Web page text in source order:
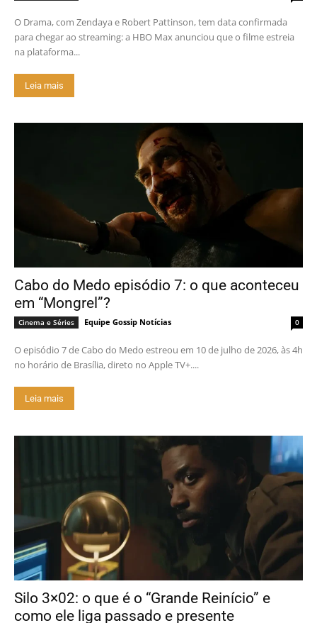
O Drama, com Zendaya e Robert Pattinson, tem data confirmada
para chegar ao streaming: a HBO Max anunciou que o filme estreia
na plataforma...
Leia mais
Cabo do Medo episódio 7: o que aconteceu
em “Mongrel”?
Cinema e Séries Equipe Gossip Notícias 0
O episódio 7 de Cabo do Medo estreou em 10 de julho de 2026, às 4h
no horário de Brasília, direto no Apple TV+....
Leia mais
Silo 3×02: o que é o “Grande Reinício” e
como ele liga passado e presente